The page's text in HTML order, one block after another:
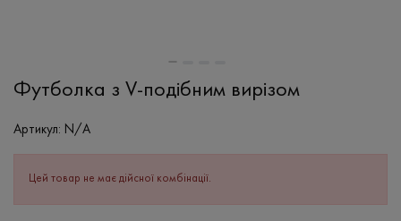
Футболка з V-подібним вирізом
Артикул: N/A
Цей товар не має дійсної комбінації.